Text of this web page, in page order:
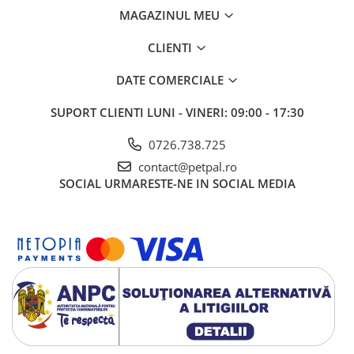
MAGAZINUL MEU
CLIENTI
DATE COMERCIALE
SUPORT CLIENTI LUNI - VINERI: 09:00 - 17:30
0726.738.725
contact@petpal.ro
SOCIAL URMARESTE-NE IN SOCIAL MEDIA